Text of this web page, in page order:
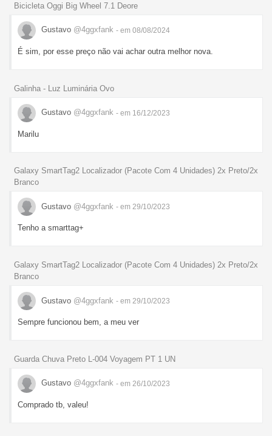
Bicicleta Oggi Big Wheel 7.1 Deore
Gustavo @4ggxfank - em 08/08/2024
É sim, por esse preço não vai achar outra melhor nova.
Galinha - Luz Luminária Ovo
Gustavo @4ggxfank - em 16/12/2023
Marilu
Galaxy SmartTag2 Localizador (Pacote Com 4 Unidades) 2x Preto/2x
Branco
Gustavo @4ggxfank - em 29/10/2023
Tenho a smarttag+
Galaxy SmartTag2 Localizador (Pacote Com 4 Unidades) 2x Preto/2x
Branco
Gustavo @4ggxfank - em 29/10/2023
Sempre funcionou bem, a meu ver
Guarda Chuva Preto L-004 Voyagem PT 1 UN
Gustavo @4ggxfank - em 26/10/2023
Comprado tb, valeu!